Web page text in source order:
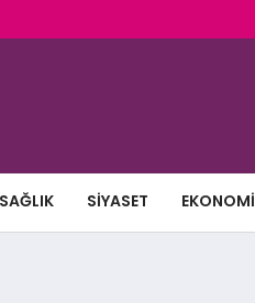
SAĞLIK SIYASET EKONOMI